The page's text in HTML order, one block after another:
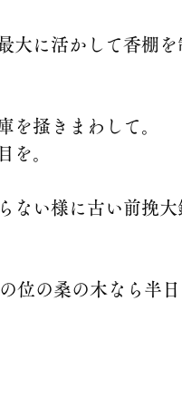
大に活かして香棚を
を掻きまわして。
を。
ない様に古い前挽大
位の桑の木なら半